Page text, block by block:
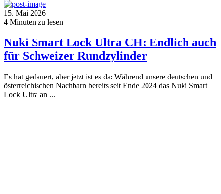
15. Mai 2026
4 Minuten zu lesen
Nuki Smart Lock Ultra CH: Endlich auch
für Schweizer Rundzylinder
Es hat gedauert, aber jetzt ist es da: Während unsere deutschen und
österreichischen Nachbarn bereits seit Ende 2024 das Nuki Smart
Lock Ultra an ...